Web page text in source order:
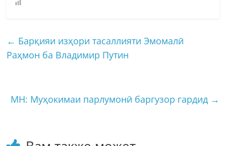
← Барқияи изҳори тасаллияти Эмомалӣ
Раҳмон ба Владимир Путин
МН: Муҳокимаи парлумонӣ баргузор гардид →